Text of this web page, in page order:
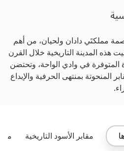
مملكتَي دادان ولحيان، من أهم
هذه المدينة التاريخية خلال القرن
المتوفرة في وادي الواحة، وتحتضن
المنحوتة بمنتهى الحرفية والإبداع
مقابر الأسود التاريخية